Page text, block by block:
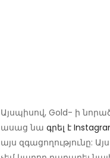
Այսպիսով, Gold- ի
ասաց նա գրել է
այս զգացողությունը: